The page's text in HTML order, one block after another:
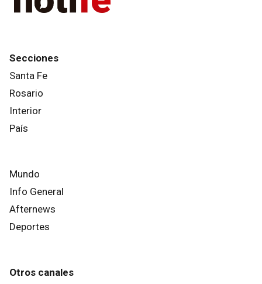
Secciones
Santa Fe
Rosario
Interior
País
Mundo
Info General
Afternews
Deportes
Otros canales